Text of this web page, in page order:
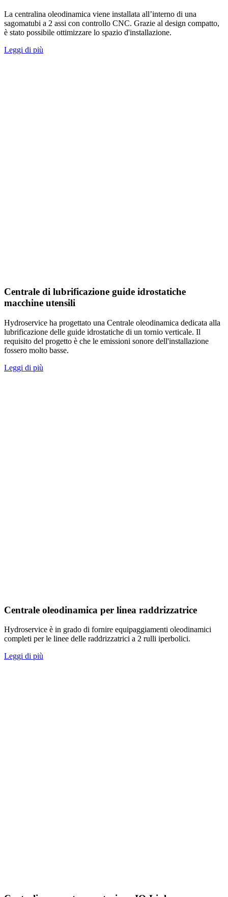
La centralina oleodinamica viene installata all’interno di una
sagomatubi a 2 assi con controllo CNC. Grazie al design compatto,
è stato possibile ottimizzare lo spazio d'installazione.
Leggi di più
Centrale di lubrificazione guide idrostatiche
macchine utensili
Hydroservice ha progettato una Centrale oleodinamica dedicata alla
lubrificazione delle guide idrostatiche di un tornio verticale. Il
requisito del progetto è che le emissioni sonore dell'installazione
fossero molto basse.
Leggi di più
Centrale oleodinamica per linea raddrizzatrice
Hydroservice è in grado di fornire equipaggiamenti oleodinamici
completi per le linee delle raddrizzatrici a 2 rulli iperbolici.
Leggi di più